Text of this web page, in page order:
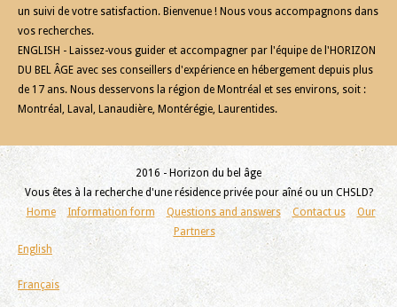
un suivi de votre satisfaction. Bienvenue ! Nous vous accompagnons dans
vos recherches.
ENGLISH - Laissez-vous guider et accompagner par l'équipe de l'HORIZON
DU BEL ÂGE avec ses conseillers d'expérience en hébergement depuis plus
de 17 ans. Nous desservons la région de Montréal et ses environs, soit :
Montréal, Laval, Lanaudière, Montérégie, Laurentides.
2016 - Horizon du bel âge
Vous êtes à la recherche d'une résidence privée pour aîné ou un CHSLD?
Home
Information form Questions and answers Contact us
Our
Partners
English
Français